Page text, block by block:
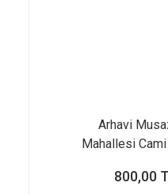
Arhavi
Mahallesi
800,00